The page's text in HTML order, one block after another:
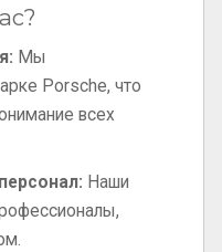
Мы
Porsche, что
всех
Наши